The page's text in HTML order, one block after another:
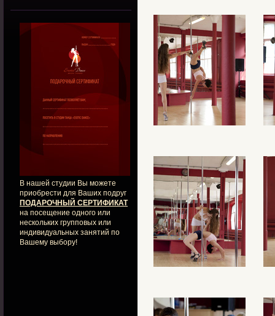
В нашей студии Вы можете
приобрести для Ваших подруг
ПОДАРОЧНЫЙ СЕРТИФИКАТ
на посещение одного или
нескольких групповых или
индивидуальных занятий по
Вашему выбору!